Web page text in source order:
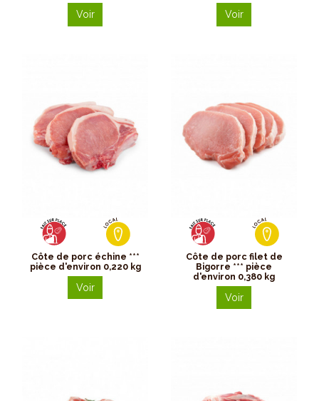
Voir Voir
Côte de porc échine ***
pièce d'environ 0,220 kg
Voir
Côte de porc filet de
Bigorre *** pièce
d'environ 0,380 kg
Voir